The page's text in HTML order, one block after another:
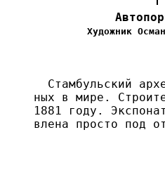
Художник
Стамбульский
ных в мире.
1881 году.
влена просто под